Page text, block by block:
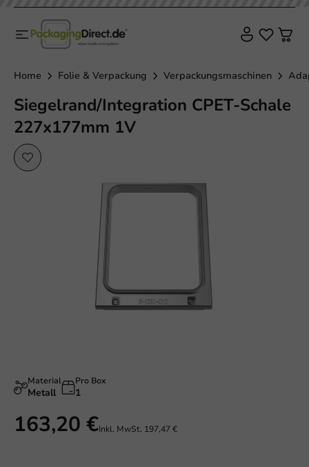
Home Folie & Verpackung Verpackungsmaschinen
Siegelrand/Integration CPET-Schale
227x177mm 1V
Material
Metall
Pro Box
1
163,20 €Inkl. MwSt. 197,47 €